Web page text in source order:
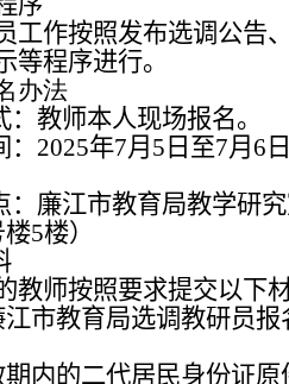
工作按照发布选调公告
等程序进行。
办法
：教师本人现场报名。
2025年7月 5 日至7月 6 日
廉江市教育局教学研究
楼5楼）
教师按照要求提交以下
江市教育局选调教研员报
期内的二代居民身份证原